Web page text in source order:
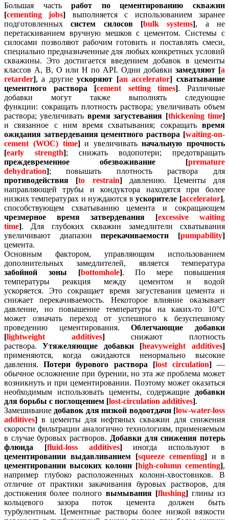
Большая частьработ по цементированию скважин
[cementing jobs] выполняется с использованием заранее
подготовленныхсистем силосов [bulk systems], а не
перетаскиванием вручную мешков с цементом.Системыс
силосами позволяют рабочим готовить и поставлять смеси,
специально предназначенные для любых конкретных условий
скважины.Это достигается введением добавок в цементы
классов А, В, О или Н по АРI. Одни добавки замедляют [a
retarder], а другиеускоряют [an accelerator] схватывание
цементного раствора [cement setting times].Различные
добавки могут также выполнять следующие
функции: сокращать плотность раствора;увеличивать объем
раствора;увеличивать время загустевания [thickening time]
и связанное с ним время схватывания; сокращатьвремя
ожидания затвердевания цементного раствора [waiting-on-
cement (WOC) time] и увеличиватьначальную прочность
[early strength]; снижать водопотери; предотвращать
преждевременное обезвоживание [premature
dehydration];повышать плотность раствора для
противодействия [to restrain]давлению. Цементы для
направляющей трубы и кондуктора находятся при более
низких температурах и нуждаются вускорителе [accelerator],
способствующем схватыванию цемента и сокращающем
чрезмерное время затвердевания [excessive waiting
time]. Для глубоких скважин замедлители схватывания
увеличивают диапазонперекачиваемости [pumpability]
цемента.
Основным фактором, управляющим использованием
дополнительных замедлителей, является температура
забойной зоны [bottomhole].По мере повышения
температуры реакция между цементом и водой
ускоряется. Это сокращает время загустевания цемента и
снижает перекачиваемость. Некоторое влияние оказывает
давление, но повышение температуры на каких-то 10°С
может означать переход от успешного к безуспешному
проведению цементирования.Облегчающие добавки
[lightweight additives]снижают плотность
раствора.Утяжеляющие добавки [heavyweight additives]
применяются, когда ожидаются ненормально высокие
давления.Потери бурового раствора [lost circulation]—
обычное осложнение при бурении, но эта же проблема может
возникнуть и при цементировании. Поэтому может оказаться
необходимым использовать цементы, содержащие добавки
для борьбы с поглощением [lost-circulation additives].
Замешивание добавок для низкой водоотдачи [low-water-loss
additives] в цементы для нефтяных скважин для снижения
скорости фильтрации аналогично технологиям, применяемым
в случае буровых растворов. Добавки для снижения потерь
флюида [fluid-loss additives]иногда используют в
цементировании выдавливанием [squeeze cementing] и в
цементировании высоких колонн [high-column cementing],
например глубоко расположенных колонн-хвостовиков. В
отличие от практики закачивания буровых растворов, для
достижения более полного вымывания [flushing]глины из
кольцевого зазора поток цемента должен быть
турбулентным.Цементные растворы более низкой вязкости